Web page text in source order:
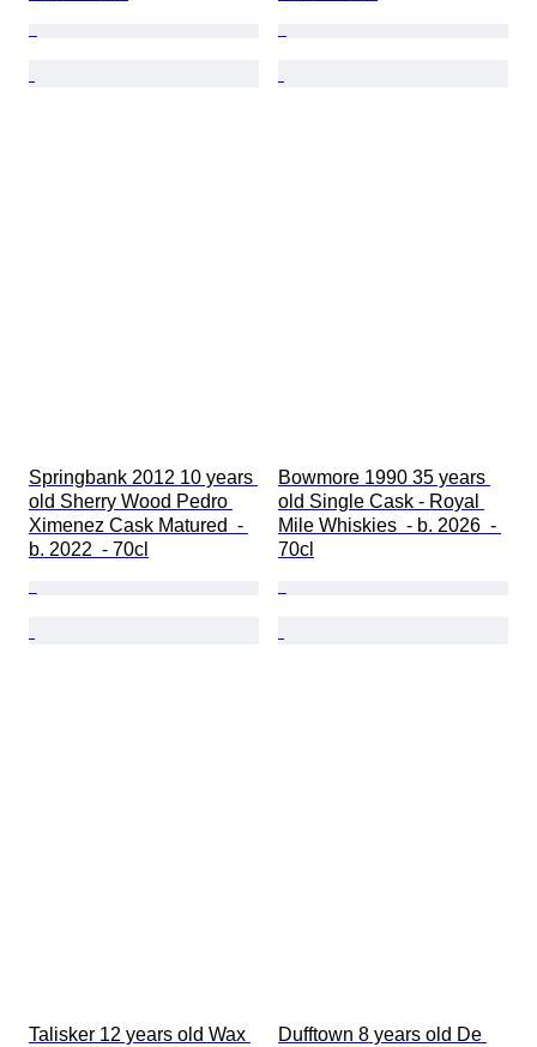
Springbank 2012 10 years
old Sherry Wood Pedro
Ximenez Cask Matured  -
b. 2022  - 70cl
Bowmore 1990 35 years
old Single Cask - Royal
Mile Whiskies  - b. 2026  -
70cl
Talisker 12 years old Wax
Dufftown 8 years old De